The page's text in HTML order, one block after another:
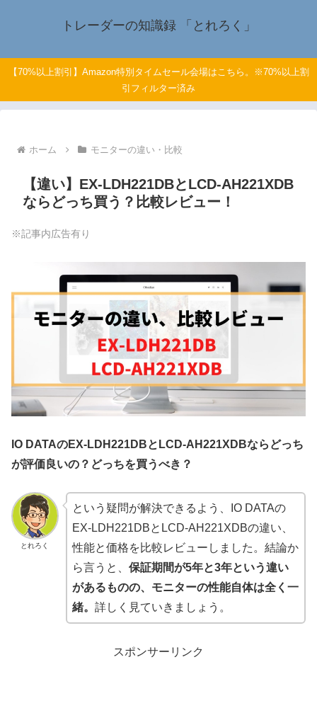
トレーダーの知識録 「とれろく」
【70%以上割引】Amazon特別タイムセール会場はこちら。※70%以上割
引フィルター済み
ホーム モニターの違い・比較
【違い】EX-LDH221DBとLCD-AH221XDB
ならどっち買う？比較レビュー！
※記事内広告有り
IO DATAのEX-LDH221DBとLCD-AH221XDBならどっち
が評価良いの？どっちを買うべき？
とれろく
という疑問が解決できるよう、IO DATAの
EX-LDH221DBとLCD-AH221XDBの違い、
性能と価格を比較レビューしました。結論か
ら言うと、 保証期間が5年と3年という違い
があるものの、モニターの性能自体は全く一
緒。 詳しく見ていきましょう。
スポンサーリンク